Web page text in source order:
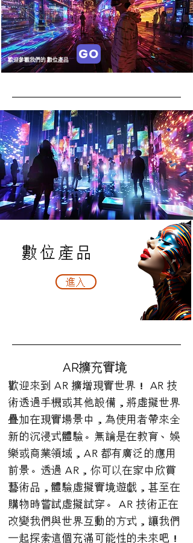
​歡迎參觀我們的 數位產品 GO
數位產品
進入
AR擴充實境
歡迎來到 AR 擴增現實世界！ AR 技
術透過手機或其他設備，將虛擬世界
疊加在現實場景中，為使用者帶來全
新的沉浸式體驗。無論是在教育、娛
樂或商業領域，AR 都有廣泛的應用
前景。透過 AR，你可以在家中欣賞
藝術品，體驗虛擬實境遊戲，甚至在
購物時嘗試虛擬試穿。 AR 技術正在
改變我們與世界互動的方式，讓我們
一起探索這個充滿可能性的未來吧！